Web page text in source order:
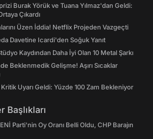
Burak Yörük ve Tuana Yılmaz'dan Geldi:
Çıkardı
Üzen İddia! Netflix Projeden Vazgeçti
Davetine Icardi'den Soğuk Yanıt
Kaydından Daha İyi Olan 10 Metal Şarkı
Beklenmedik Gelişme! Aşırı Sıcaklar
Uyarı Geldi: Yüzde 100 Zam Bekleniyor
Başlıkları
Parti'nin Oy Oranı Belli Oldu, CHP Barajın